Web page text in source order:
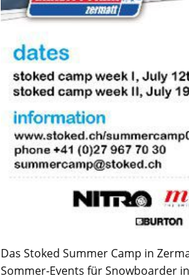
Das Stoked Summer Camp in
Sommer-Events für Snowboarder